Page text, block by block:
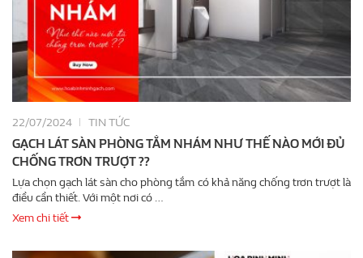
22/07/2024 TIN TỨC
GẠCH LÁT SÀN PHÒNG TẮM NHÁM NHƯ THẾ NÀO MỚI ĐỦ
CHỐNG TRƠN TRƯỢT ??
Lựa chọn gạch lát sàn cho phòng tắm có khả năng chống trơn trượt là
điều cần thiết. Với một nơi có …
Xem chi tiết